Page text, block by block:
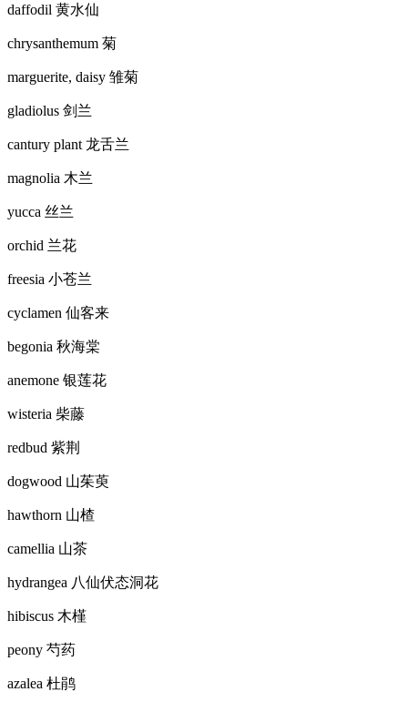
daffodil 黄水仙
chrysanthemum 菊
marguerite, daisy 雏菊
gladiolus 剑兰
cantury plant 龙舌兰
magnolia 木兰
yucca 丝兰
orchid 兰花
freesia 小苍兰
cyclamen 仙客来
begonia 秋海棠
anemone 银莲花
wisteria 柴藤
redbud 紫荆
dogwood 山茱萸
hawthorn 山楂
camellia 山茶
hydrangea 八仙伏态洞花
hibiscus 木槿
peony 芍药
azalea 杜鹃